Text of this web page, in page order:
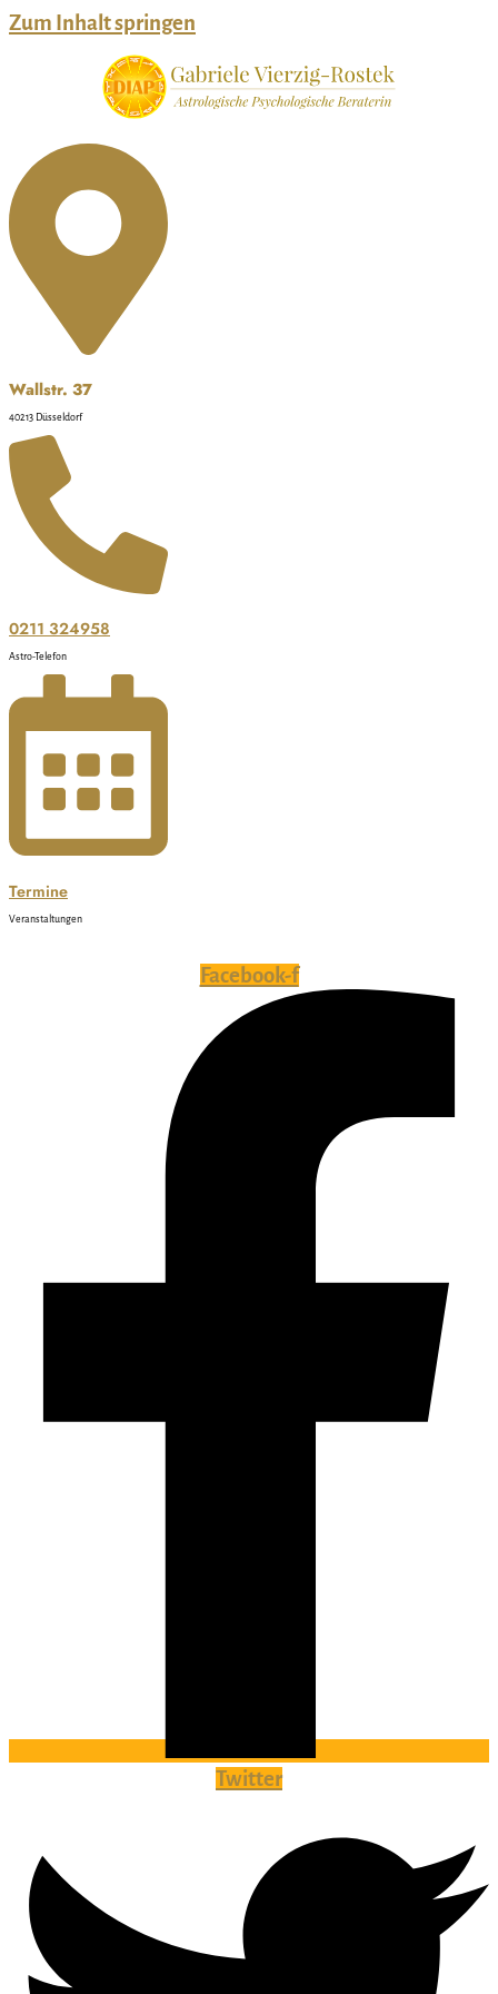
Zum Inhalt springen
Wallstr. 37
40213 Düsseldorf
0211 324958
Astro-Telefon
Termine
Veranstaltungen
Facebook-f
Twitter